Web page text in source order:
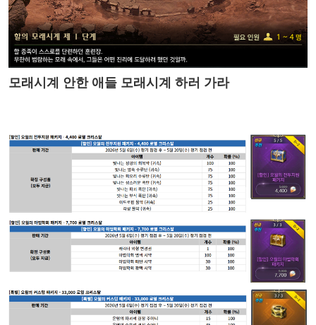
모래시계 안한 애들 모래시계 하러 가라